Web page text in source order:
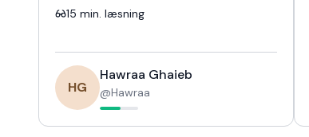
lært at smile. Sådan var det hos
15 min. læsning
HG
Hawraa Ghaieb
@Hawraa